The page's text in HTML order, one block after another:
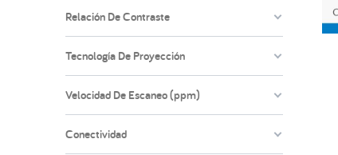
Relación De Contraste
Tecnología De Proyección
Velocidad De Escaneo (ppm)
Conectividad